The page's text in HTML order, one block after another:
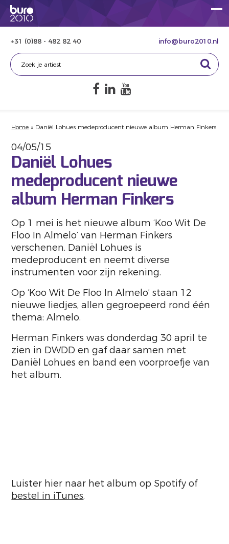
+31 (0)88 - 482 82 40 info@buro2010.nl
Home » Daniël Lohues medeproducent nieuwe album Herman Finkers
04/05/15
Daniël Lohues
medeproducent nieuwe
album Herman Finkers
Op 1 mei is het nieuwe album ‘Koo Wit De
Floo In Almelo’ van Herman Finkers
verschenen. Daniël Lohues is
medeproducent en neemt diverse
instrumenten voor zijn rekening.
Op ‘Koo Wit De Floo In Almelo’ staan 12
nieuwe liedjes, allen gegroepeerd rond één
thema: Almelo.
Herman Finkers was donderdag 30 april te
zien in DWDD en gaf daar samen met
Daniël Lohues en band een voorproefje van
het album.
Luister hier naar het album op Spotify of
bestel in iTunes.